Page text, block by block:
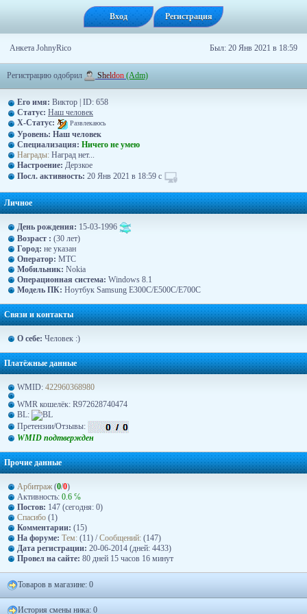
Вход Регистрация
Анкета JohnyRico Был: 20 Янв 2021 в 18:59
Регистрацию одобрил Sheldon (Adm)
Его имя: Виктор | ID: 658
Статус: Наш человек
X-Статус:
Развлекаюсь
Уровень: Наш человек
Специализация: Ничего не умею
Награды: Наград нет...
Hacтpoeниe: Дерзкое
Посл. активность: 20 Янв 2021 в 18:59 с
Личное
День рождения: 15-03-1996
Возраст : (30 лет)
Город: не указан
Оператор: МТС
Moбильник: Nokia
Операционная система: Windows 8.1
Модель ПК: Ноутбук Samsung E300C/E500C/E700C
Связи и контакты
О себе: Человек :)
Платёжные данные
WMID: 422960368980
WMR кошелёк: R972628740474
BL:
Претензии/Отзывы:
WMID подтвержден
Прочие данные
Арбитраж (0/0)
Активность: 0.6 ℅
Постов: 147 (сегодня: 0)
Спасибо (1)
Комментарии: (15)
На форуме: Тем: (11) /Сообщений: (147)
Дата регистрации: 20-06-2014 (дней: 4433)
Провел на сайте: 80 дней 15 часов 16 минут
Товаров в магазине: 0
История смены ника: 0